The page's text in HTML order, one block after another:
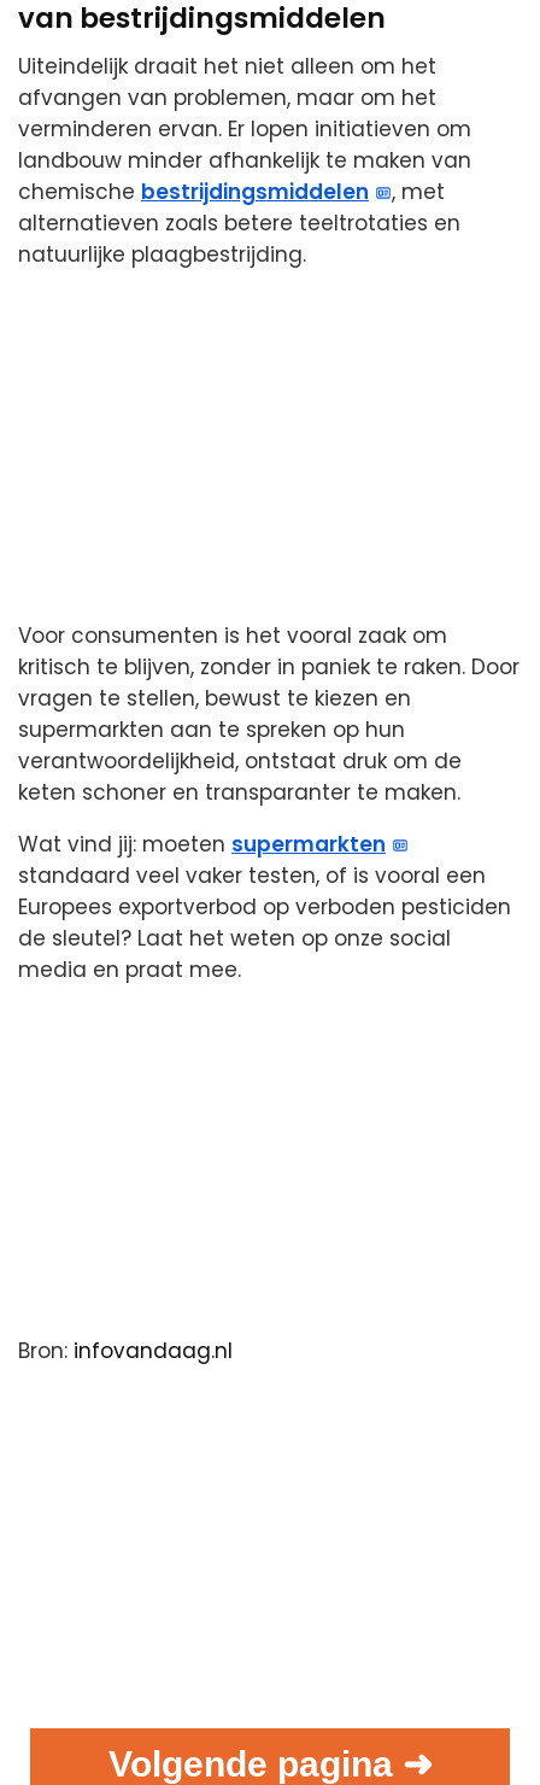
van bestrijdingsmiddelen
Uiteindelijk draait het niet alleen om het
afvangen van problemen, maar om het
verminderen ervan. Er lopen initiatieven om
landbouw minder afhankelijk te maken van
chemische bestrijdingsmiddelen
, met
alternatieven zoals betere teeltrotaties en
natuurlijke plaagbestrijding.
Voor consumenten is het vooral zaak om
kritisch te blijven, zonder in paniek te raken. Door
vragen te stellen, bewust te kiezen en
supermarkten aan te spreken op hun
verantwoordelijkheid, ontstaat druk om de
keten schoner en transparanter te maken.
Wat vind jij: moeten supermarkten
standaard veel vaker testen, of is vooral een
Europees exportverbod op verboden pesticiden
de sleutel? Laat het weten op onze social
media en praat mee.
Bron: infovandaag.nl
Volgende pagina ➜